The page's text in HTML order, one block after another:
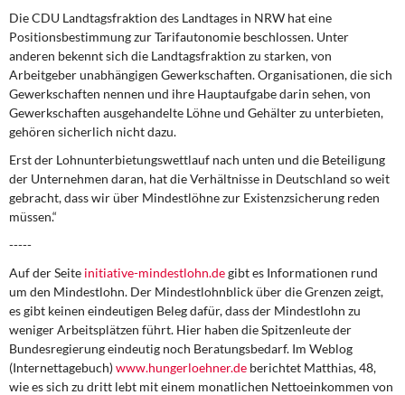
Die CDU Landtagsfraktion des Landtages in NRW hat eine
Positionsbestimmung zur Tarifautonomie beschlossen. Unter
anderen bekennt sich die Landtagsfraktion zu starken, von
Arbeitgeber unabhängigen Gewerkschaften. Organisationen, die sich
Gewerkschaften nennen und ihre Hauptaufgabe darin sehen, von
Gewerkschaften ausgehandelte Löhne und Gehälter zu unterbieten,
gehören sicherlich nicht dazu.
Erst der Lohnunterbietungswettlauf nach unten und die Beteiligung
der Unternehmen daran, hat die Verhältnisse in Deutschland so weit
gebracht, dass wir über Mindestlöhne zur Existenzsicherung reden
müssen.“
-----
Auf der Seite initiative-mindestlohn.degibt es Informationen rund
um den Mindestlohn. Der Mindestlohnblick über die Grenzen zeigt,
es gibt keinen eindeutigen Beleg dafür, dass der Mindestlohn zu
weniger Arbeitsplätzen führt. Hier haben die Spitzenleute der
Bundesregierung eindeutig noch Beratungsbedarf. Im Weblog
(Internettagebuch)www.hungerloehner.de berichtet Matthias, 48,
wie es sich zu dritt lebt mit einem monatlichen Nettoeinkommen von